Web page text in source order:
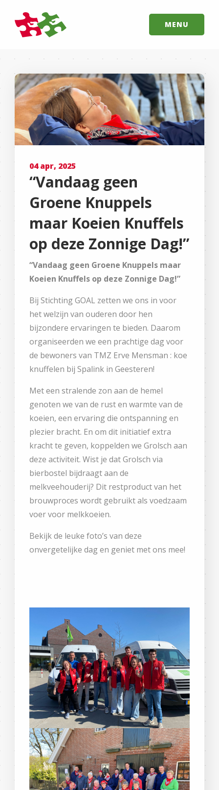
MENU
04 apr, 2025
“Vandaag geen
Groene Knuppels
maar Koeien Knuffels
op deze Zonnige Dag!”
“Vandaag geen Groene Knuppels maar
Koeien Knuffels op deze Zonnige Dag!”
Bij Stichting GOAL zetten we ons in voor
het welzijn van ouderen door hen
bijzondere ervaringen te bieden. Daarom
organiseerden we een prachtige dag voor
de bewoners van TMZ Erve Mensman : koe
knuffelen bij Spalink in Geesteren!
Met een stralende zon aan de hemel
genoten we van de rust en warmte van de
koeien, een ervaring die ontspanning en
plezier bracht. En om dit initiatief extra
kracht te geven, koppelden we Grolsch aan
deze activiteit. Wist je dat Grolsch via
bierbostel bijdraagt aan de
melkveehouderij? Dit restproduct van het
brouwproces wordt gebruikt als voedzaam
voer voor melkkoeien.
Bekijk de leuke foto’s van deze
onvergetelijke dag en geniet met ons mee!